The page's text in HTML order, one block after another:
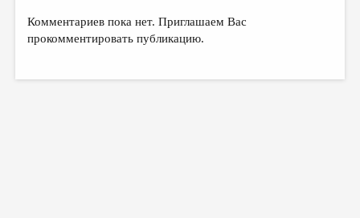
ЦИКЛЫ ПУБЛИКАЦИЙ
Комментариев пока нет. Приглашаем Вас
прокомментировать публикацию.